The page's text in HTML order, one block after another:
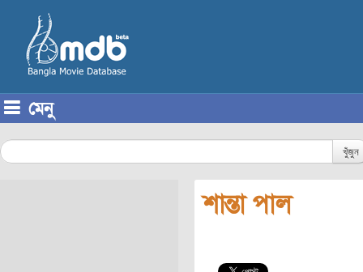
মেনু
খুঁজুন
শান্তা পাল